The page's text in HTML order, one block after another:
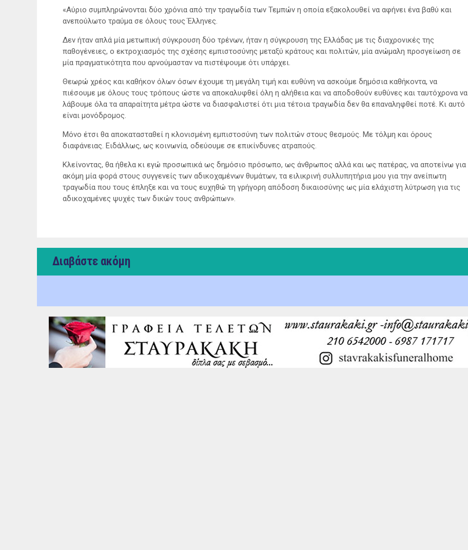
«Αύριο συμπληρώνονται δύο χρόνια από την τραγωδία των Τεμπών η οποία εξακολουθεί να αφήνει ένα βαθύ και
ανεπούλωτο τραύμα σε όλους τους Έλληνες.
Δεν ήταν απλά μία μετωπική σύγκρουση δύο τρένων, ήταν η σύγκρουση της Ελλάδας με τις διαχρονικές της
παθογένειες, ο εκτροχιασμός της σχέσης εμπιστοσύνης μεταξύ κράτους και πολιτών, μία ανώμαλη προσγείωση σε
μία πραγματικότητα που αρνούμασταν να πιστέψουμε ότι υπάρχει.
Θεωρώ χρέος και καθήκον όλων όσων έχουμε τη μεγάλη τιμή και ευθύνη να ασκούμε δημόσια καθήκοντα, να
πιέσουμε με όλους τους τρόπους ώστε να αποκαλυφθεί όλη η αλήθεια και να αποδοθούν ευθύνες και ταυτόχρονα να
λάβουμε όλα τα απαραίτητα μέτρα ώστε να διασφαλιστεί ότι μια τέτοια τραγωδία δεν θα επαναληφθεί ποτέ. Κι αυτό
είναι μονόδρομος.
Μόνο έτσι θα αποκατασταθεί η κλονισμένη εμπιστοσύνη των πολιτών στους θεσμούς. Με τόλμη και όρους
διαφάνειας. Ειδάλλως, ως κοινωνία, οδεύουμε σε επικίνδυνες ατραπούς.
Κλείνοντας, θα ήθελα κι εγώ προσωπικά ως δημόσιο πρόσωπο, ως άνθρωπος αλλά και ως πατέρας, να αποτείνω για
ακόμη μία φορά στους συγγενείς των αδικοχαμένων θυμάτων, τα ειλικρινή συλλυπητήρια μου για την ανείπωτη
τραγωδία που τους έπληξε και να τους ευχηθώ τη γρήγορη απόδοση δικαιοσύνης ως μία ελάχιστη λύτρωση για τις
αδικοχαμένες ψυχές των δικών τους ανθρώπων».
Διαβάστε ακόμη